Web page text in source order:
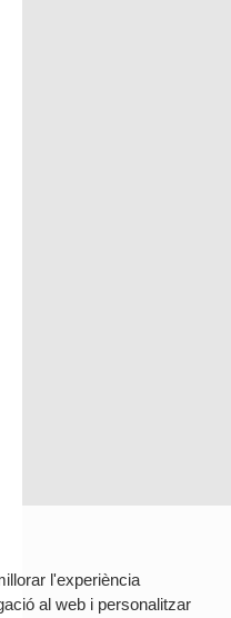
l'experiència
al web i personalitzar